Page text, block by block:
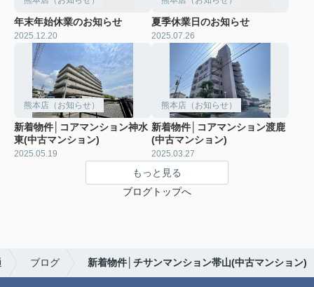
年末年始休業のお知らせ
2025.12.20
夏季休業日のお知らせ
2025.07.26
熊本店（お知らせ）
新着物件│コアマンション神水
東(中古マンション)
2025.05.19
熊本店（お知らせ）
新着物件│コアマンション渡鹿
(中古マンション)
2025.03.27
もっと見る
ブログトップへ
ブログ 新着物件│チサンマンション帯山(中古マンション)